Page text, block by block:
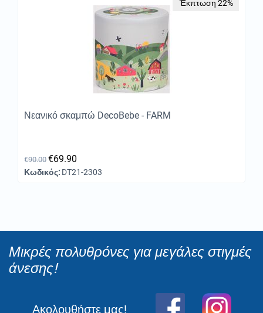
Έκπτωση 22%
Νεανικό σκαμπώ DecoBebe - FARM
€90.00 €69.90
Κωδικός: DT21-2303
Μικρές πολυθρόνες για μεγάλες στιγμές
άνεσης!
Ακολουθήστε μας!